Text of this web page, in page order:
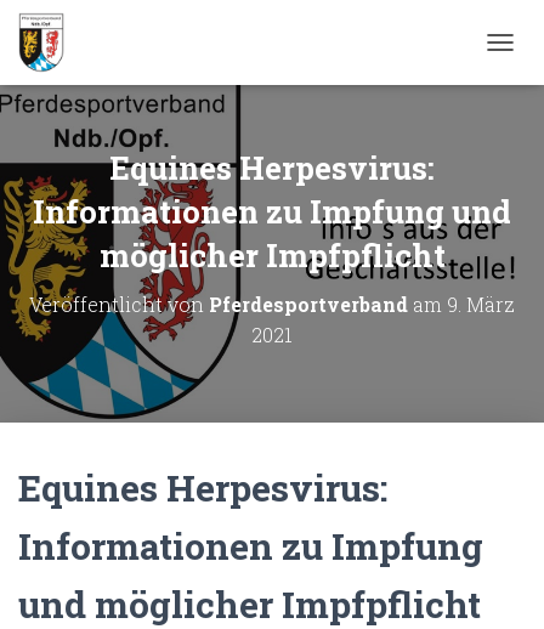
A
T
I
N
M
Equines Herpesvirus:
Informationen zu Impfung und
möglicher Impfpflicht
Veröffentlicht von Pferdesportverband am 9. März
2021
Equines Herpesvirus:
Informationen zu Impfung
und möglicher Impfpflicht